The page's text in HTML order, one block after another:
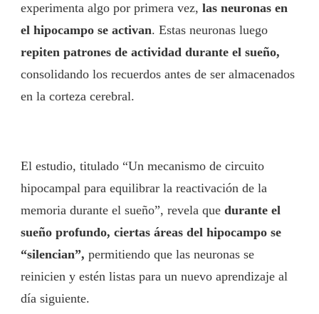
experimenta algo por primera vez, las neuronas en
el hipocampo se activan. Estas neuronas luego
repiten patrones de actividad durante el sueño,
consolidando los recuerdos antes de ser almacenados
en la corteza cerebral.
El estudio, titulado “Un mecanismo de circuito
hipocampal para equilibrar la reactivación de la
memoria durante el sueño”, revela que durante el
sueño profundo, ciertas áreas del hipocampo se
“silencian”, permitiendo que las neuronas se
reinicien y estén listas para un nuevo aprendizaje al
día siguiente.